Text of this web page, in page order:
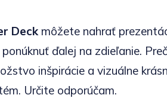
Deckmôžete nahrať
ďalej na zdieľanie.
inšpirácie a vizuálne
Určite odporúčam.